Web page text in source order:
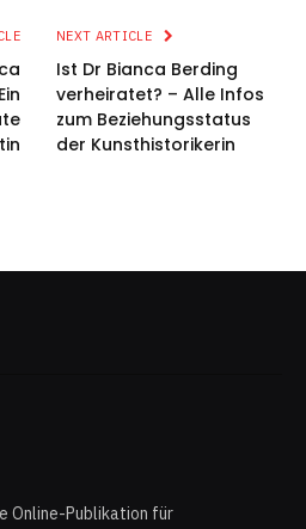
NEXT ARTICLE
Ist Dr Bianca Berding
verheiratet? – Alle Infos
zum Beziehungsstatus
der Kunsthistorikerin
Online-Publikation für